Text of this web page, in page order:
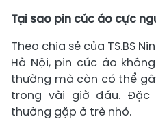
Tại sao pin cúc áo cực
Theo chia sẻ của TS.BS
Hà Nội, pin cúc áo
thường mà còn có thể
trong vài giờ đầu.
thường gặp ở trẻ nhỏ.